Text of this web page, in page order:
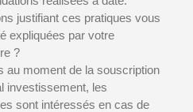
justifiant ces pratiques vous
expliquées par votre
?
au moment de la souscription
investissement, les
sont intéressés en cas de